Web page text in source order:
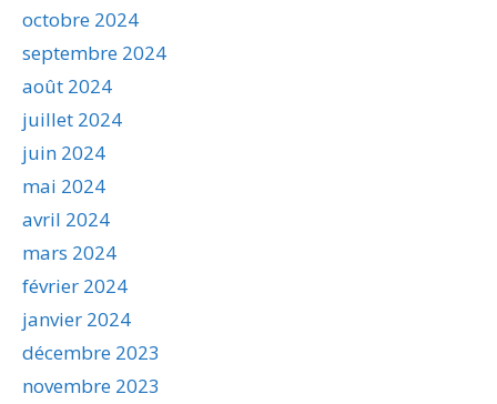
octobre 2024
septembre 2024
août 2024
juillet 2024
juin 2024
mai 2024
avril 2024
mars 2024
février 2024
janvier 2024
décembre 2023
novembre 2023